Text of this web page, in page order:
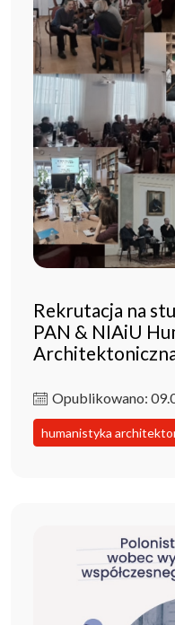
Rekrutacja na
PAN & NIAiU
Opublikowano:
humanistyka